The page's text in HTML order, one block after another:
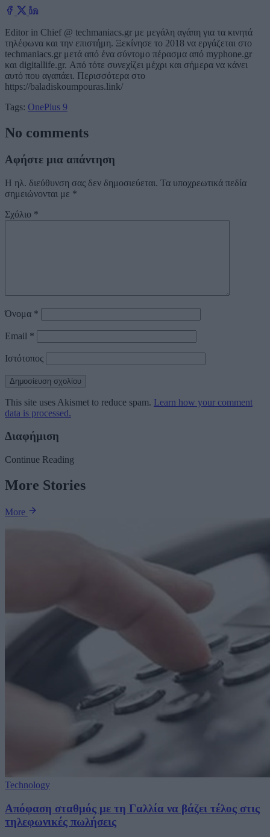
Editor in Chief @ techmaniacs.gr με μεγάλη αγάπη για τα κινητά
τηλέφωνα και την επιστήμη. Ξεκίνησε το 2018 να εργάζεται στο
techmaniacs.gr μετά από ένα σύντομο πέρασμα από myphone.gr
και digitallife.gr. Από τότε συνεχίζει μέχρι και σήμερα να κάνει
αυτό που αγαπάει. Περισσότερα στο
https://baladiskoumpouras.link/
Tags: OnePlus 9
No comments
Αφήστε μια απάντηση
Η ηλ. διεύθυνση σας δεν δημοσιεύεται. Τα υποχρεωτικά πεδία
σημειώνονται με *
Σχόλιο *
Όνομα *
Email *
Ιστότοπος
This site uses Akismet to reduce spam. Learn how your comment
data is processed.
Διαφήμιση
Continue Reading
More Stories
More
Technology
Απόφαση σταθμός με τη Γαλλία να βάζει τέλος στις
τηλεφωνικές πωλήσεις